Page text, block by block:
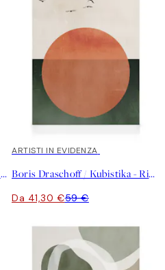
Mid Century Green No2 Stampa su Tela
30%*
ARTISTI IN EVIDENZA
Boris Draschoff / Kubistika - Rising Stampa su Tela
Da 41,30 €59 €